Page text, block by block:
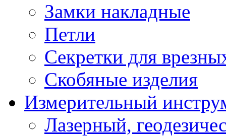
Замки накладные
Петли
Секретки для
Скобяные изделия
Измерительный
Лазерный,